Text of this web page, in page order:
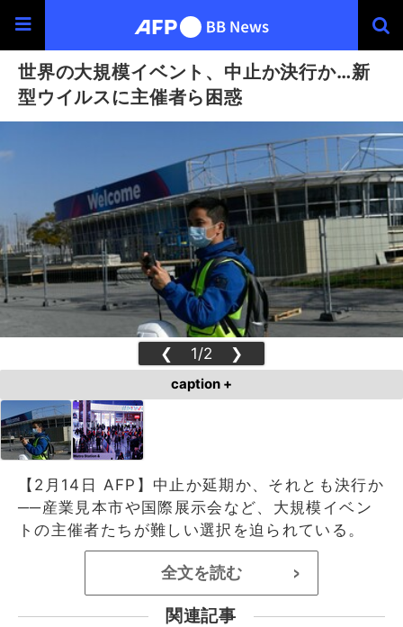
世界の大規模イベント、中止か決行か…新
型ウイルスに主催者ら困惑
❮ 1/2 ❯
caption +
【2月14日 AFP】中止か延期か、それとも決行か
──産業見本市や国際展示会など、大規模イベン
トの主催者たちが難しい選択を迫られている。
全文を読む >
関連記事